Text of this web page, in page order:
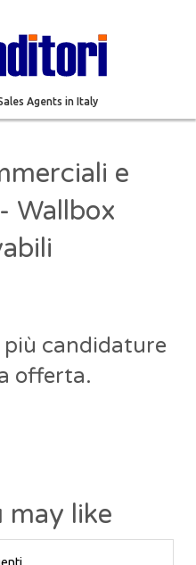
Agents in Italy
e
Wallbox
candidature
offerta.
may like